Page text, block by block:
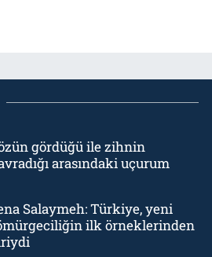
gördüğü ile zihnin
arasındaki uçurum
Salaymeh: Türkiye, yeni
ilk örneklerinden